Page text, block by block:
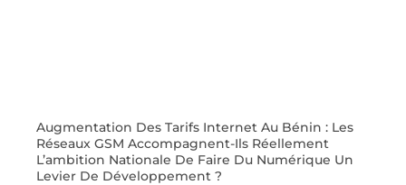
Augmentation Des Tarifs Internet Au Bénin : Les
Réseaux GSM Accompagnent-Ils Réellement
L’ambition Nationale De Faire Du Numérique Un
Levier De Développement ?